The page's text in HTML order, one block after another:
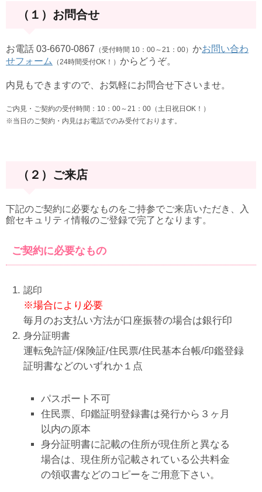
（１）お問合せ
お電話 03-6670-0867 （受付時間 10：00～21：00） かお問い合わ
せフォーム
（24時間受付OK！） からどうぞ。
内見もできますので、お気軽にお問合せ下さいませ。
ご内見・ご契約の受付時間：10：00～21：00（土日祝日OK！）
※当日のご契約・内見はお電話でのみ受付ております。
（２）ご来店
下記のご契約に必要なものをご持参でご来店いただき、入
館セキュリティ情報のご登録で完了となります。
ご契約に必要なもの
認印
※場合により必要
毎月のお支払い方法が口座振替の場合は銀行印
身分証明書
運転免許証/保険証/住民票/住民基本台帳/印鑑登録
証明書などのいずれか１点
パスポート不可
住民票、印鑑証明登録書は発行から３ヶ月
以内の原本
身分証明書に記載の住所が現住所と異なる
場合は、現住所が記載されている公共料金
の領収書などのコピーをご用意下さい。